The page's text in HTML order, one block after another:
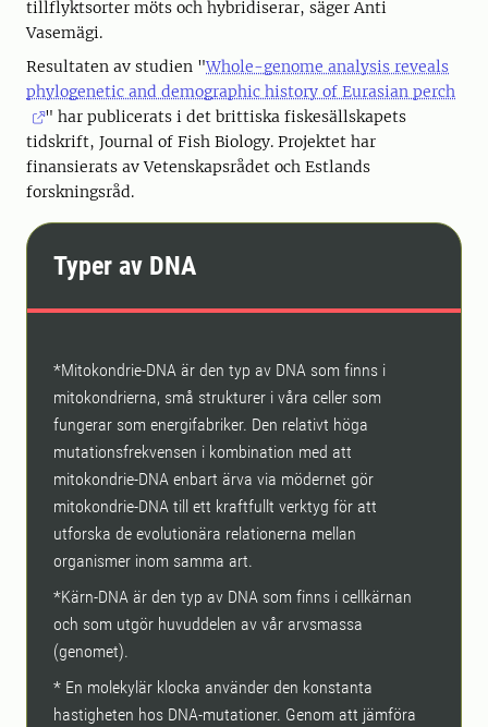
tillflyktsorter möts och hybridiserar, säger Anti
Vasemägi.
Resultaten av studien "Whole-genome analysis reveals
phylogenetic and demographic history of Eurasian perch
" har publicerats i det brittiska fiskesällskapets
tidskrift, Journal of Fish Biology. Projektet har
finansierats av Vetenskapsrådet och Estlands
forskningsråd.
Typer av DNA
*Mitokondrie-DNA är den typ av DNA som finns i
mitokondrierna, små strukturer i våra celler som
fungerar som energifabriker. Den relativt höga
mutationsfrekvensen i kombination med att
mitokondrie-DNA enbart ärva via mödernet gör
mitokondrie-DNA till ett kraftfullt verktyg för att
utforska de evolutionära relationerna mellan
organismer inom samma art.
*Kärn-DNA är den typ av DNA som finns i cellkärnan
och som utgör huvuddelen av vår arvsmassa
(genomet).
* En molekylär klocka använder den konstanta
hastigheten hos DNA-mutationer. Genom att jämföra